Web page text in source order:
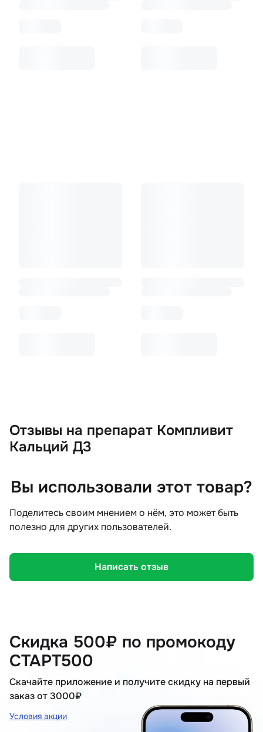
Отзывы на препарат Компливит
Кальций Д3
Вы использовали этот товар?
Поделитесь своим мнением о нём, это может быть
полезно для других пользователей.
Написать отзыв
Скидка 500₽ по промокоду
СТАРТ500
Скачайте приложение и получите скидку на первый
заказ от 3000₽
Условия акции